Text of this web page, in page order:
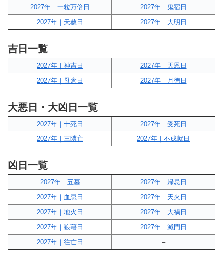
2027年｜一粒万倍日
2027年｜鬼宿日
2027年｜天赦日
2027年｜大明日
吉日一覧
2027年｜神吉日
2027年｜天恩日
2027年｜母倉日
2027年｜月徳日
大悪日・大凶日一覧
2027年｜十死日
2027年｜受死日
2027年｜三隣亡
2027年｜不成就日
凶日一覧
2027年｜五墓
2027年｜帰忌日
2027年｜血忌日
2027年｜天火日
2027年｜地火日
2027年｜大禍日
2027年｜狼藉日
2027年｜滅門日
2027年｜往亡日
–